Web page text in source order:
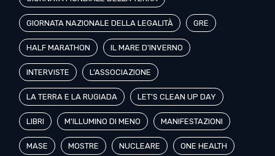
GIORNATA NAZIONALE DELLA LEGALITÀ GRE
HALF MARATHON IL MARE D'INVERNO
INTERVISTE L'ASSOCIAZIONE
LA TERRA E LA RUGIADA LET'S CLEAN UP DAY
LIBRI M'ILLUMINO DI MENO MANIFESTAZIONI
MASE MOSTRE NUCLEARE ONE HEALTH